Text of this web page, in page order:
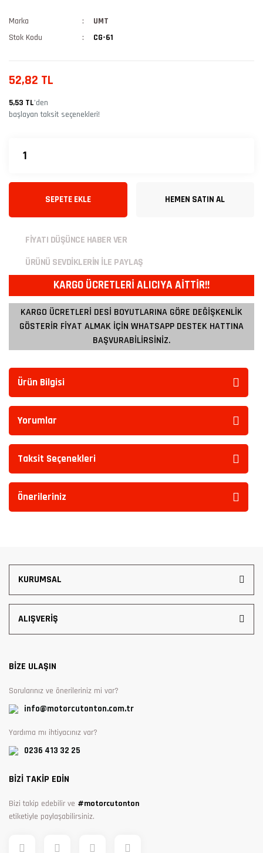
Marka
UMT
Stok Kodu
CG-61
52,82 TL
5,53 TL’den
başlayan taksit seçenekleri!
SEPETE EKLE HEMEN SATIN AL
FİYATI DÜŞÜNCE HABER VER
ÜRÜNÜ SEVDİKLERİN İLE PAYLAŞ
KARGO ÜCRETLERİ ALICIYA AİTTİR!!
KARGO ÜCRETLERİ DESİ BOYUTLARINA GÖRE DEĞİŞKENLİK
GÖSTERİR FİYAT ALMAK İÇİN WHATSAPP DESTEK HATTINA
BAŞVURABİLİRSİNİZ.
Ürün Bilgisi
Yorumlar
Taksit Seçenekleri
Önerileriniz
KURUMSAL
ALIŞVERİŞ
BİZE ULAŞIN
Sorularınız ve önerileriniz mi var?
info@motorcutonton.com.tr
Yardıma mı ihtiyacınız var?
0236 413 32 25
BİZİ TAKİP EDİN
Bizi takip edebilir ve #motorcutonton
etiketiyle paylaşabilirsiniz.